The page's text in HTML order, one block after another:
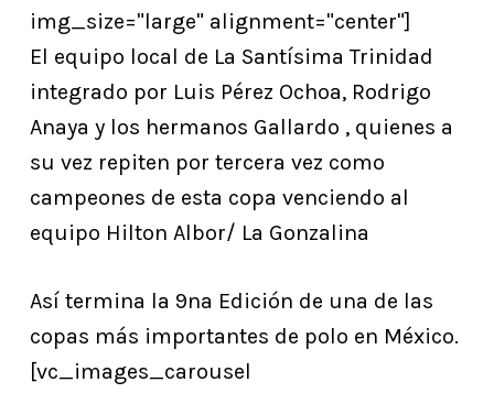
img_size="large" alignment="center"]
El equipo local de La Santísima Trinidad
integrado por Luis Pérez Ochoa, Rodrigo
Anaya y los hermanos Gallardo , quienes a
su vez repiten por tercera vez como
campeones de esta copa venciendo al
equipo Hilton Albor/ La Gonzalina
Así termina la 9na Edición de una de las
copas más importantes de polo en México.
[vc_images_carousel